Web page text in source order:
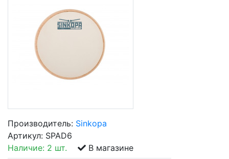
Производитель: Sinkopa
Артикул: SPAD6
Наличие: 2 шт. В магазине